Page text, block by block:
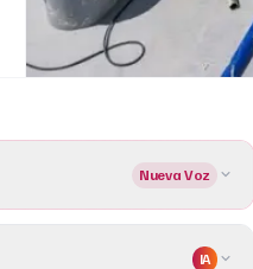
Nueva Voz
IA